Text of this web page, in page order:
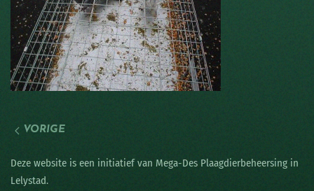
VORIGE
Deze website is een initiatief van Mega-Des Plaagdierbeheersing in
Lelystad.